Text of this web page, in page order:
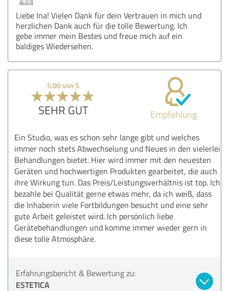
Liebe Ina! Vielen Dank für dein Vertrauen in mich und
herzlichen Dank auch für die tolle Bewertung. Ich
gebe immer mein Bestes und freue mich auf ein
baldiges Wiedersehen.
5,00 von 5
SEHR GUT Empfehlung
Ein Studio, was es schon sehr lange gibt und welches
immer noch stets Abwechselung und Neues in den vielerlei
Behandlungen bietet. Hier wird immer mit den neuesten
Geräten und hochwertigen Produkten gearbeitet, die auch
ihre Wirkung tun. Das Preis/Leistungsverhältnis ist top. Ich
bezahle bei Qualität gerne etwas mehr, da ich weiß, dass
die Inhaberin viele Fortbildungen besucht und eine sehr
gute Arbeit geleistet wird. Ich persönlich liebe
Gerätebehandlungen und komme immer wieder gern in
diese tolle Atmosphäre.
Erfahrungsbericht & Bewertung zu:
ESTETICA